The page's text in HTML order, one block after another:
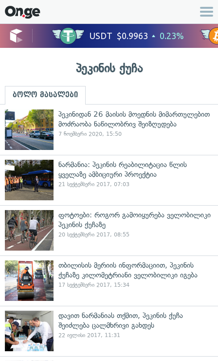
პეკინის ქუჩა
ბოლო მასალები
პეკინიდან 26 მაისის მოედნის მიმართულებით
მოძრაობა ნაწილობრივ შეიზღუდება
7 ნოემბერი 2020, 15:50
ნარმანია: პეკინის რეაბილიტაცია წლის
ყველაზე ამბიციური პროექტია
21 სექტემბერი 2017, 07:03
ფოტოები: როგორ გამოიყურება ველობილიკი
პეკინის ქუჩაზე
20 სექტემბერი 2017, 08:55
თბილისის მერიის ინფორმაციით, პეკინის
ქუჩაზე კილომეტრიანი ველობილიკი იგება
17 სექტემბერი 2017, 15:34
დავით ნარმანიას თქმით, პეკინის ქუჩა
შეიძლება ცალმხრივი გახდეს
22 ივლისი 2017, 11:31